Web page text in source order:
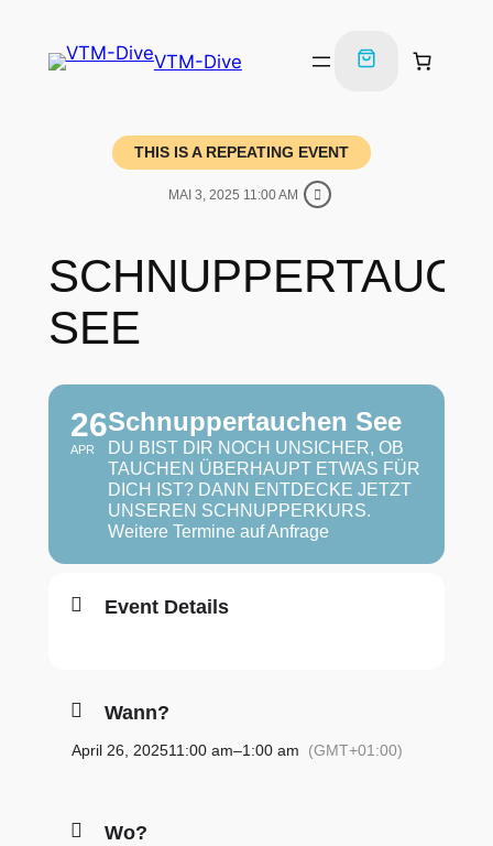
VTM-Dive
THIS IS A REPEATING EVENT
MAI 3, 2025 11:00 AM
SEE
26
APR
Schnuppertauchen See
DU BIST DIR NOCH UNSICHER, OB
TAUCHEN ÜBERHAUPT ETWAS FÜR
DICH IST? DANN ENTDECKE JETZT
UNSEREN SCHNUPPERKURS.
Weitere Termine auf Anfrage
Event Details
Wann?
April 26, 202511:00 am–1:00 am (GMT+01:00)
Wo?